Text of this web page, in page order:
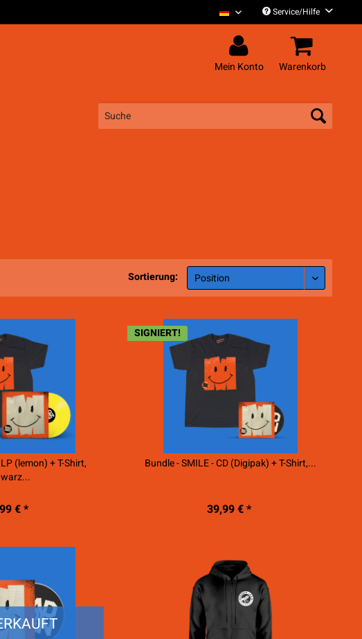
Madsen DeutschService/Hilfe
Mein Konto Warenkorb
Sortierung:
(lemon) + T-Shirt,
€ *
SIGNIERT!
Bundle - SMILE - CD (Digipak) + T-Shirt,...
39,99 € *